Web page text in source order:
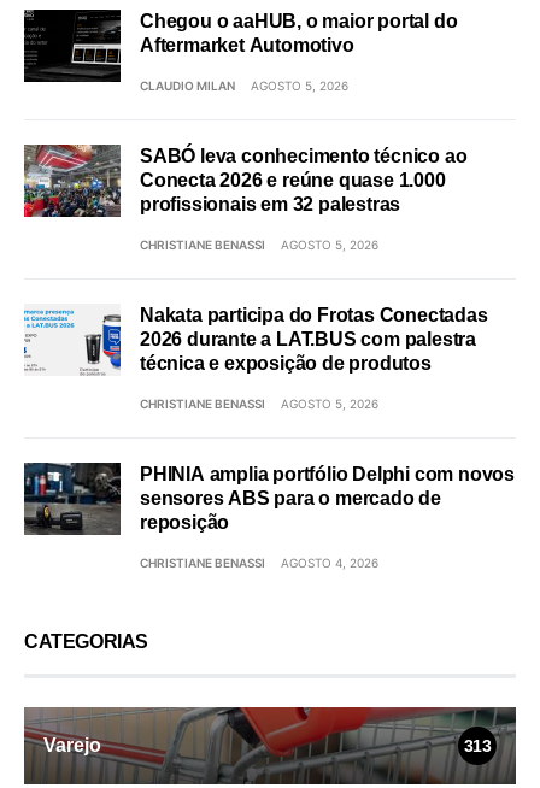
Chegou o aaHUB, o maior portal do
Aftermarket Automotivo
CLAUDIO MILAN AGOSTO 5, 2026
SABÓ leva conhecimento técnico ao
Conecta 2026 e reúne quase 1.000
profissionais em 32 palestras
CHRISTIANE BENASSI AGOSTO 5, 2026
Nakata participa do Frotas Conectadas
2026 durante a LAT.BUS com palestra
técnica e exposição de produtos
CHRISTIANE BENASSI AGOSTO 5, 2026
PHINIA amplia portfólio Delphi com novos
sensores ABS para o mercado de
reposição
CHRISTIANE BENASSI AGOSTO 4, 2026
CATEGORIAS
Varejo 313